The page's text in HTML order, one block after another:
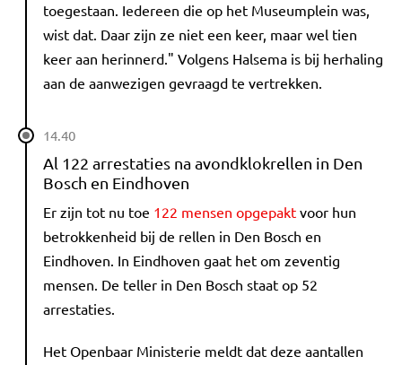
toegestaan. Iedereen die op het Museumplein was,
wist dat. Daar zijn ze niet een keer, maar wel tien
keer aan herinnerd." Volgens Halsema is bij herhaling
aan de aanwezigen gevraagd te vertrekken.
14.40
Al 122 arrestaties na avondklokrellen in Den
Bosch en Eindhoven
Er zijn tot nu toe 122 mensen opgepakt voor hun
betrokkenheid bij de rellen in Den Bosch en
Eindhoven. In Eindhoven gaat het om zeventig
mensen. De teller in Den Bosch staat op 52
arrestaties.
Het Openbaar Ministerie meldt dat deze aantallen